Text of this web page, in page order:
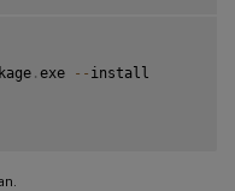
. exe -- install